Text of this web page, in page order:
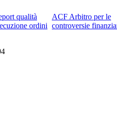
qualità
ordini
ACF Arbitro per le
controversie